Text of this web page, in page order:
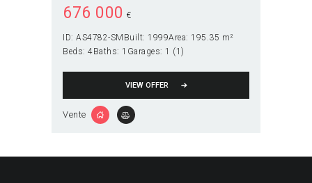
676 000 €
ID: AS4782-SM Built: 1999Area: 195.35 m²
Beds: 4Baths: 1 Garages: 1 (1)
VIEW OFFER
Vente